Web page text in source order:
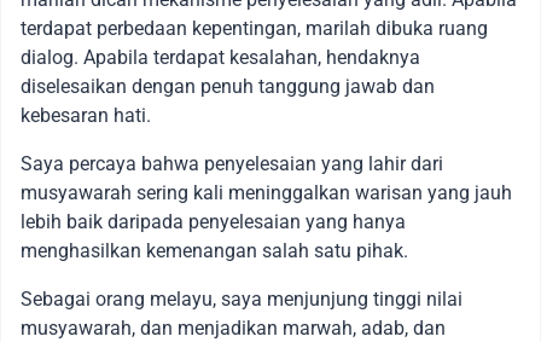
terdapat perbedaan kepentingan, marilah dibuka ruang
dialog. Apabila terdapat kesalahan, hendaknya
diselesaikan dengan penuh tanggung jawab dan
kebesaran hati.
Saya percaya bahwa penyelesaian yang lahir dari
musyawarah sering kali meninggalkan warisan yang jauh
lebih baik daripada penyelesaian yang hanya
menghasilkan kemenangan salah satu pihak.
Sebagai orang melayu, saya menjunjung tinggi nilai
musyawarah, dan menjadikan marwah, adab, dan